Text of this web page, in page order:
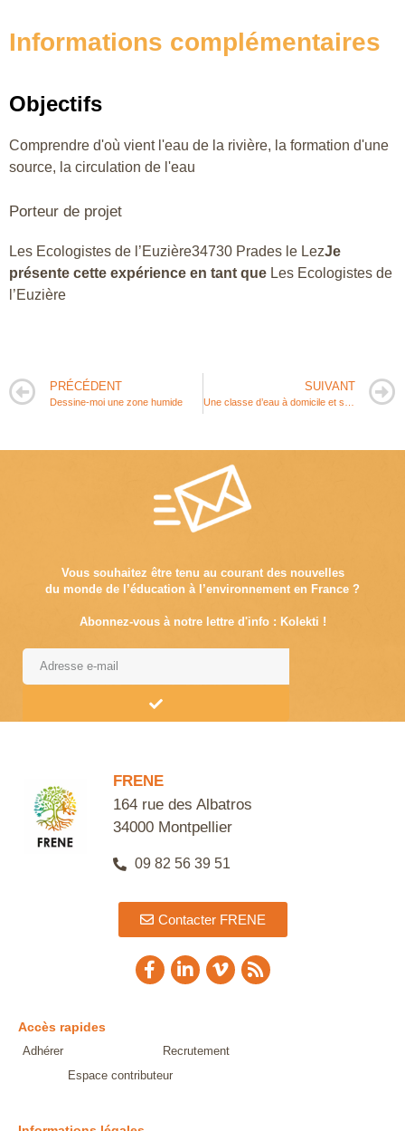
Informations complémentaires
Objectifs
Comprendre d'où vient l'eau de la rivière, la formation d'une
source, la circulation de l'eau
Porteur de projet
Les Ecologistes de l’Euzière34730 Prades le LezJe
présente cette expérience en tant que Les Ecologistes de
l’Euzière
PRÉCÉDENT
Dessine-moi une zone humide
SUIVANT
Vous souhaitez être tenu au courant des nouvelles
du monde de l’éducation à l’environnement en France ?
Abonnez-vous à notre lettre d'info : Kolekti !
FRENE
164 rue des Albatros
34000 Montpellier
09 82 56 39 51
Contacter FRENE
Accès rapides
Adhérer
Recrutement
Espace contributeur